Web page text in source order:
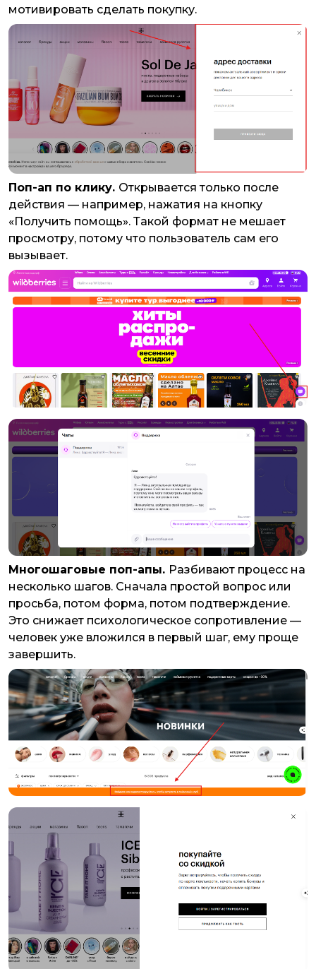
мотивировать сделать покупку.
Поп-ап по клику. Открывается только после
действия — например, нажатия на кнопку
«Получить помощь». Такой формат не мешает
просмотру, потому что пользователь сам его
вызывает.
Многошаговые поп-апы. Разбивают процесс на
несколько шагов. Сначала простой вопрос или
просьба, потом форма, потом подтверждение.
Это снижает психологическое сопротивление —
человек уже вложился в первый шаг, ему проще
завершить.